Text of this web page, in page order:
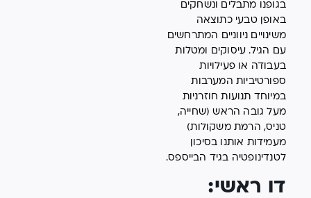
בגופנו מתבלים ונשחקים
באופן טבעי כתוצאה
משינויים ניווניים המתרחשים
עם הגיל. עיסוקים ומטלות
בעבודה או פעילויות
ספורטיביות המערבות
במיוחד תנועות חוזרניות
מעל גובה הראש (שחייה,
טניס, הרמת משקולות)
מעמידות אותנו בסיכון
לטנדינופטיה בגיד הבייספס.
דו ראשי: